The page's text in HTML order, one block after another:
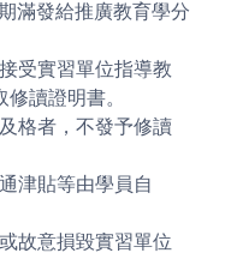
滿發給推廣教育學分
受實習單位指導教
讀證明書。
格者，不發予修讀
津貼等由學員自
故意損毀實習單位